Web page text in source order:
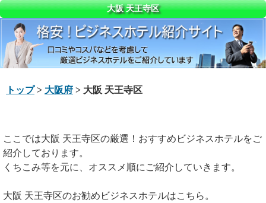
大阪 天王寺区
トップ> 大阪府 > 大阪 天王寺区
ここでは大阪 天王寺区の厳選！おすすめビジネスホテルをご
紹介しております。
くちこみ等を元に、オススメ順にご紹介していきます。
大阪 天王寺区のお勧めビジネスホテルはこちら。